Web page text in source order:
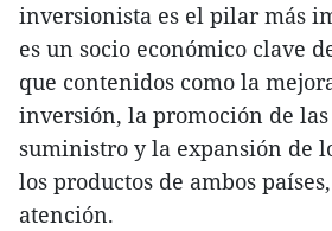
inversionista es el pilar más
es un socio económico clave
que contenidos como la
inversión, la promoción de las
suministro y la expansión de
los productos de ambos
atención.